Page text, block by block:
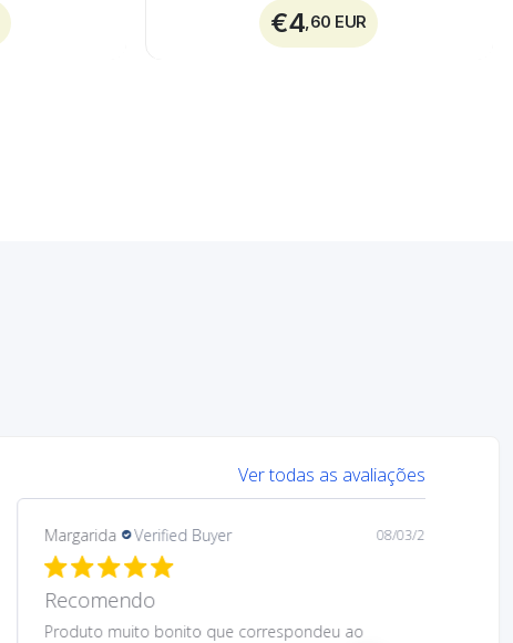
€4 ,60 EUR
Ver todas as avaliações
Margarida Verified Buyer 08/03/26
Recomendo.
Preço muito acessível e design muito bom do